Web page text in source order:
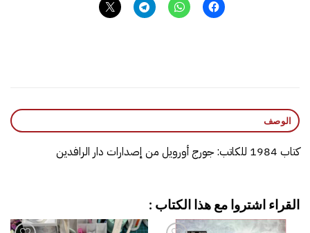
الوصف
كتاب 1984‎ للكاتب: جورج أورويل من إصدارات دار الرافدين
القراء اشتروا مع هذا الكتاب :